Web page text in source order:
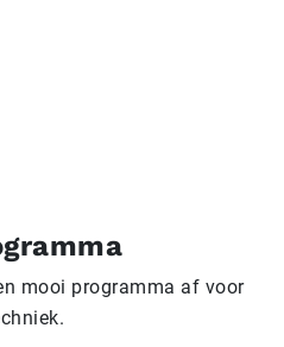
mooi programma af voor